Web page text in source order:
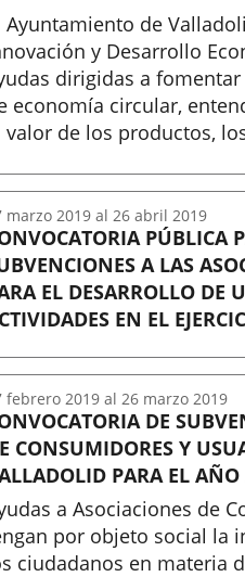
Ayuntamiento de
y Desarrollo
dirigidas a
economía circular,
valor de los productos,
PÚBLICA
A LAS
EL DESARROLLO DE
EN EL
marzo 2019 al 26 abril 2019
DE
CONSUMIDORES Y
PARA EL
a Asociaciones de
por objeto social la
ciudadanos en materia
febrero 2019 al 26 marzo 2019